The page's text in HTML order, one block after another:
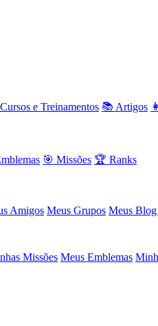
e Treinamentos 📚 Artigos
🎯 Missões 🏆 Ranks
Amigos Meus Grupos Meus Blog
Missões Meus Emblemas